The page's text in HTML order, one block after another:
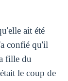
ait été
confié qu'il
fille du
le coup de